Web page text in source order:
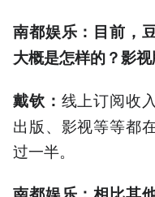
南都娱乐：目前，
大概是怎样的？影
戴钦： 线上订阅收
出版、影视等等都
过一半。